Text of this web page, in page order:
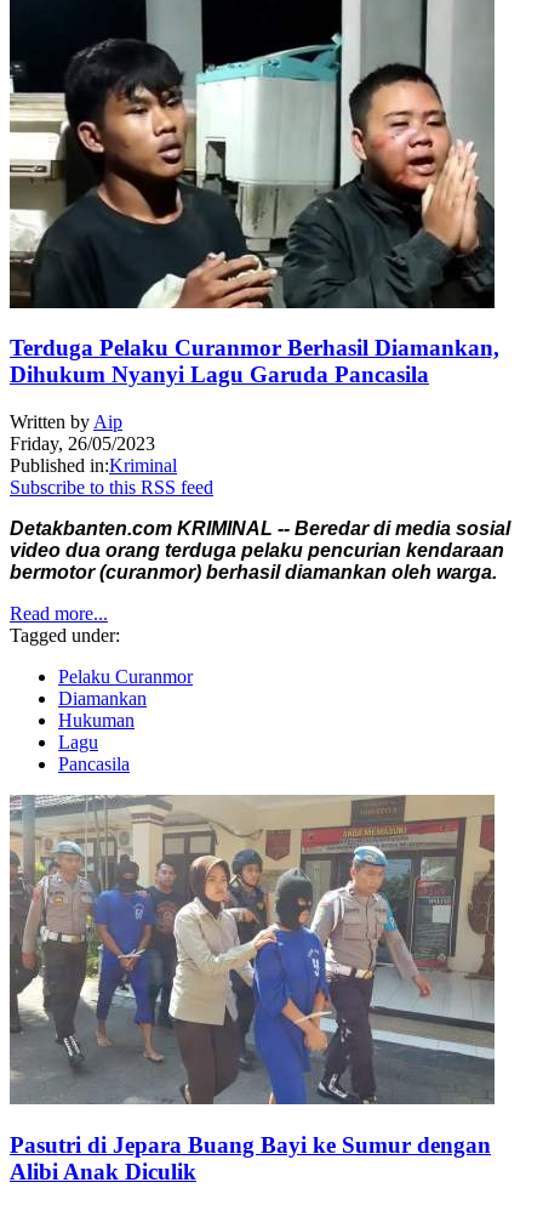
Terduga Pelaku Curanmor Berhasil Diamankan,
Dihukum Nyanyi Lagu Garuda Pancasila
Written by Aip
Friday, 26/05/2023
Published in:Kriminal
Subscribe to this RSS feed
Detakbanten.com KRIMINAL -- Beredar di media sosial
video dua orang terduga pelaku pencurian kendaraan
bermotor (curanmor) berhasil diamankan oleh warga.
Read more...
Tagged under:
Pelaku Curanmor
Diamankan
Hukuman
Lagu
Pancasila
Pasutri di Jepara Buang Bayi ke Sumur dengan
Alibi Anak Diculik